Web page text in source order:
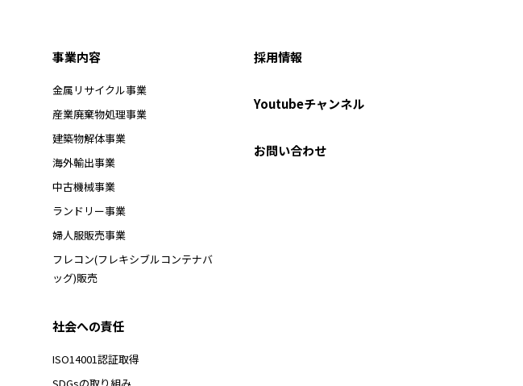
事業内容
金属リサイクル事業
産業廃棄物処理事業
建築物解体事業
海外輸出事業
中古機械事業
ランドリー事業
婦人服販売事業
フレコン(フレキシブルコンテナバ
ッグ)販売
社会への責任
ISO14001認証取得
採用情報
Youtubeチャンネル
お問い合わせ